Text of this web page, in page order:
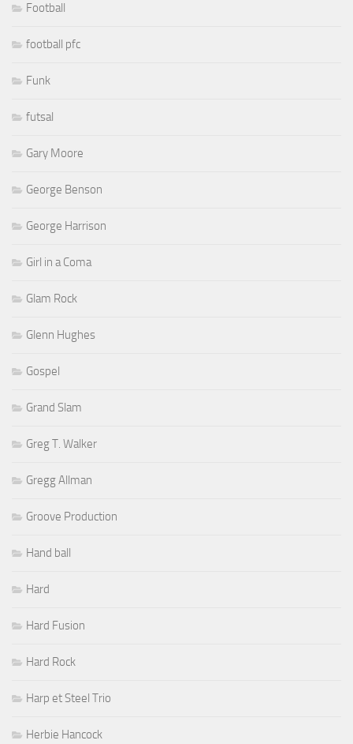
Football
football pfc
Funk
futsal
Gary Moore
George Benson
George Harrison
Girl in a Coma
Glam Rock
Glenn Hughes
Gospel
Grand Slam
Greg T. Walker
Gregg Allman
Groove Production
Hand ball
Hard
Hard Fusion
Hard Rock
Harp et Steel Trio
Herbie Hancock